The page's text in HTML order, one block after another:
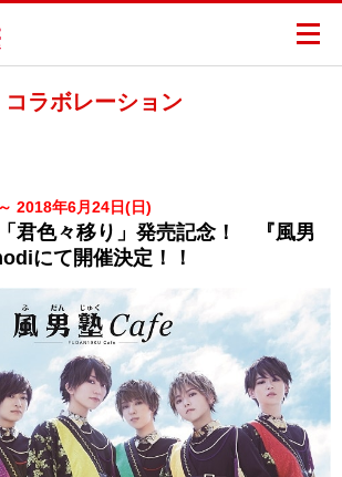
コラボレーション
2018年6月24日(日)
君色々移り」発売記念！ 『風男
にて開催決定！！